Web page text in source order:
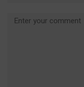
Comment